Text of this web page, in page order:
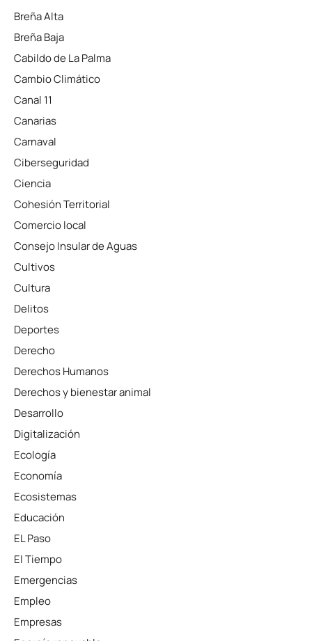
Breña Alta
Breña Baja
Cabildo de La Palma
Cambio Climático
Canal 11
Canarias
Carnaval
Ciberseguridad
Ciencia
Cohesión Territorial
Comercio local
Consejo Insular de Aguas
Cultivos
Cultura
Delitos
Deportes
Derecho
Derechos Humanos
Derechos y bienestar animal
Desarrollo
Digitalización
Ecología
Economía
Ecosistemas
Educación
EL Paso
El Tiempo
Emergencias
Empleo
Empresas